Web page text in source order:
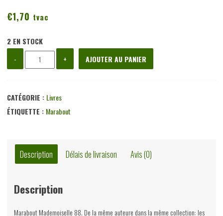
€1,70 tvac
2 EN STOCK
-
quantité
de
grenier
d'Anne
Collignon,
éditions
&
Co,
+ AJOUTER AU PANIER
CATÉGORIE : Livres
ÉTIQUETTE : Marabout
Description Délais de livraison Avis (0)
Description
Marabout Mademoiselle 88. De la même auteure dans la même collection: les